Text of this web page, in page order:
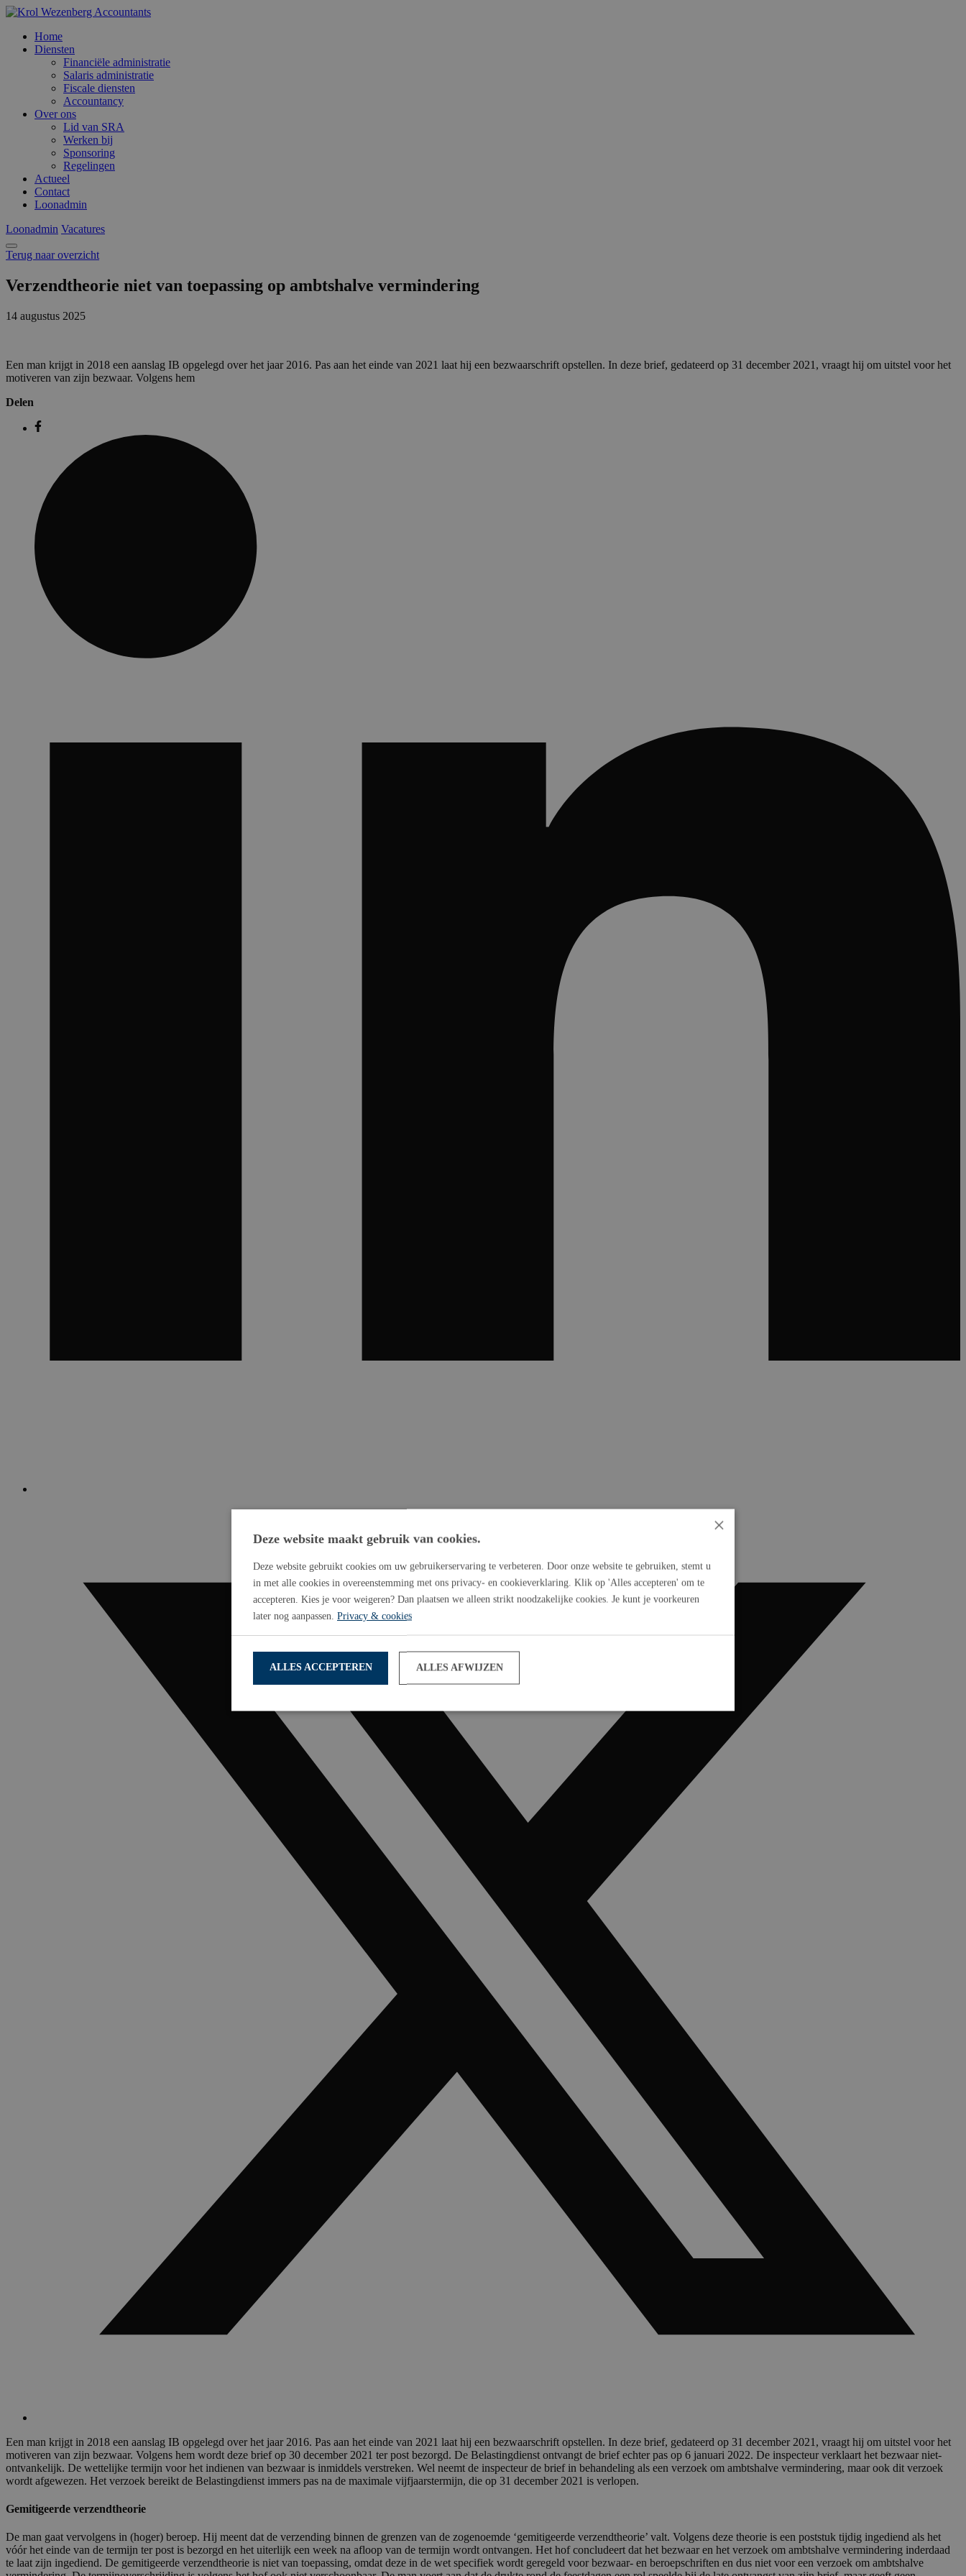
Home
Diensten
Financiële administratie
Salaris administratie
Fiscale diensten
Accountancy
Over ons
Lid van SRA
Werken bij
Sponsoring
Regelingen
Actueel
Contact
Loonadmin
Loonadmin Vacatures
Terug naar overzicht
Verzendtheorie niet van toepassing op ambtshalve vermindering
14 augustus 2025
Een man krijgt in 2018 een aanslag IB opgelegd over het jaar 2016. Pas aan het einde van 2021 laat hij een bezwaarschrift opstellen. In deze brief, gedateerd op 31 december 2021, vraagt hij om uitstel voor het
motiveren van zijn bezwaar. Volgens hem
Delen
Een man krijgt in 2018 een aanslag IB opgelegd over het jaar 2016. Pas aan het einde van 2021 laat hij een bezwaarschrift opstellen. In deze brief, gedateerd op 31 december 2021, vraagt hij om uitstel voor het
motiveren van zijn bezwaar. Volgens hem wordt deze brief op 30 december 2021 ter post bezorgd. De Belastingdienst ontvangt de brief echter pas op 6 januari 2022. De inspecteur verklaart het bezwaar niet-
ontvankelijk. De wettelijke termijn voor het indienen van bezwaar is inmiddels verstreken. Wel neemt de inspecteur de brief in behandeling als een verzoek om ambtshalve vermindering, maar ook dit verzoek
wordt afgewezen. Het verzoek bereikt de Belastingdienst immers pas na de maximale vijfjaarstermijn, die op 31 december 2021 is verlopen.
Gemitigeerde verzendtheorie
De man gaat vervolgens in (hoger) beroep. Hij meent dat de verzending binnen de grenzen van de zogenoemde ‘gemitigeerde verzendtheorie’ valt. Volgens deze theorie is een poststuk tijdig ingediend als het
vóór het einde van de termijn ter post is bezorgd en het uiterlijk een week na afloop van de termijn wordt ontvangen. Het hof concludeert dat het bezwaar en het verzoek om ambtshalve vermindering inderdaad
te laat zijn ingediend. De gemitigeerde verzendtheorie is niet van toepassing, omdat deze in de wet specifiek wordt geregeld voor bezwaar- en beroepschriften en dus niet voor een verzoek om ambtshalve
×
Deze website maakt gebruik van cookies.
Deze website gebruikt cookies om uw gebruikerservaring te verbeteren. Door onze website te gebruiken, stemt u
in met alle cookies in overeenstemming met ons privacy- en cookieverklaring. Klik op 'Alles accepteren' om te
accepteren. Kies je voor weigeren? Dan plaatsen we alleen strikt noodzakelijke cookies. Je kunt je voorkeuren
later nog aanpassen. Privacy & cookies
ALLES ACCEPTEREN ALLES AFWIJZEN